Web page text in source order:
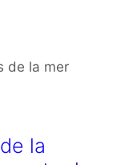
de la mer
la